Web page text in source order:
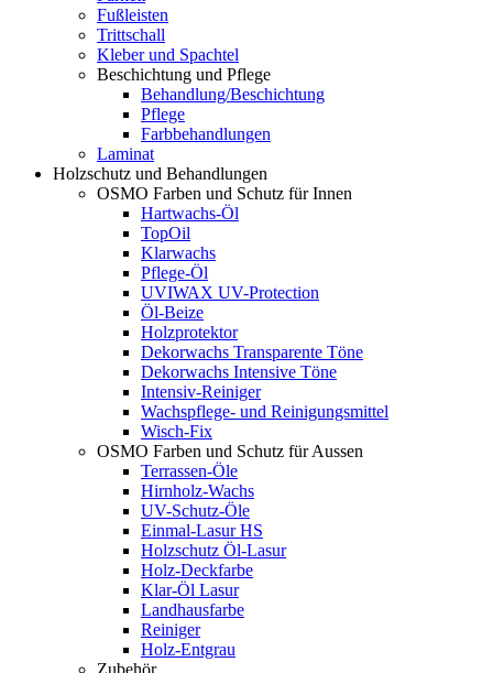
Fußleisten
Trittschall
Kleber und Spachtel
Beschichtung und Pflege
Behandlung/Beschichtung
Pflege
Farbbehandlungen
Laminat
Holzschutz und Behandlungen
OSMO Farben und Schutz für Innen
Hartwachs-Öl
TopOil
Klarwachs
Pflege-Öl
UVIWAX UV-Protection
Öl-Beize
Holzprotektor
Dekorwachs Transparente Töne
Dekorwachs Intensive Töne
Intensiv-Reiniger
Wachspflege- und Reinigungsmittel
Wisch-Fix
OSMO Farben und Schutz für Aussen
Terrassen-Öle
Hirnholz-Wachs
UV-Schutz-Öle
Einmal-Lasur HS
Holzschutz Öl-Lasur
Holz-Deckfarbe
Klar-Öl Lasur
Landhausfarbe
Reiniger
Holz-Entgrau
Zubehör